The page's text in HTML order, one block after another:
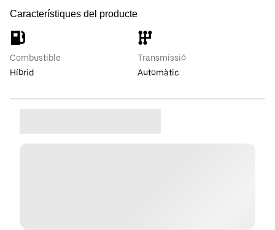
Característiques del producte
Combustible
Híbrid
Transmissió
Automàtic